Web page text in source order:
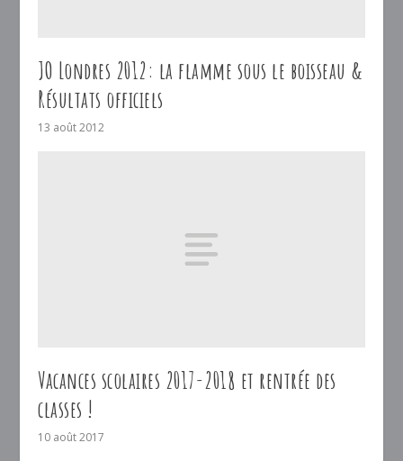
JO Londres 2012: la flamme sous le boisseau &
Résultats officiels
13 août 2012
Vacances scolaires 2017-2018 et rentrée des
classes !
10 août 2017